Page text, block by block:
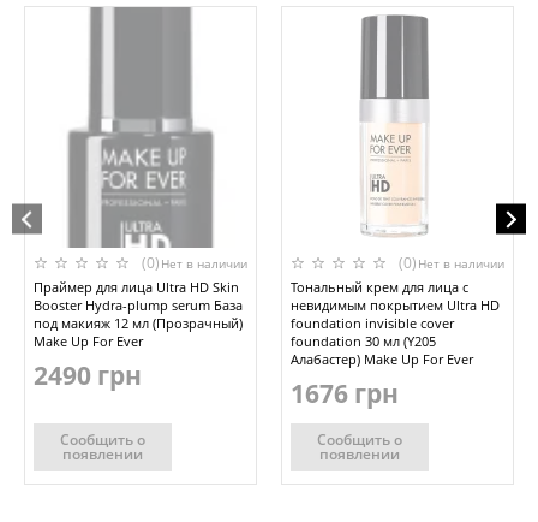
(0) Нет в наличии
Праймер для лица Ultra HD Skin
Booster Hydra-plump serum База
под макияж 12 мл (Прозрачный)
Make Up For Ever
2490 грн
Сообщить о
появлении
(0) Нет в наличии
Тональный крем для лица с
невидимым покрытием Ultra HD
foundation invisible cover
foundation 30 мл (Y205
Алабастер) Make Up For Ever
1676 грн
Сообщить о
появлении